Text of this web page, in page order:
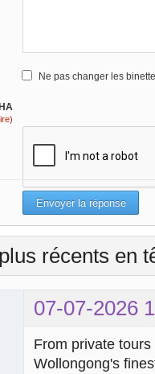
Ne pas changer les
récents en
07-07-2026
From private
Wollongong's